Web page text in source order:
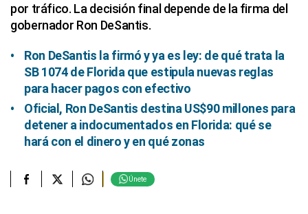
por tráfico. La decisión final depende de la firma del
gobernador Ron DeSantis.
Ron DeSantis la firmó y ya es ley: de qué trata la
SB 1074 de Florida que estipula nuevas reglas
para hacer pagos con efectivo
Oficial, Ron DeSantis destina US$90 millones para
detener a indocumentados en Florida: qué se
hará con el dinero y en qué zonas
Únete